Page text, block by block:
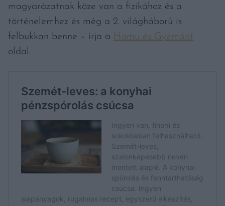
magyarázatnak köze van a fizikához és a
történelemhez és még a 2. világháború is
felbukkan benne – írja a Hamu és Gyémánt
oldal.